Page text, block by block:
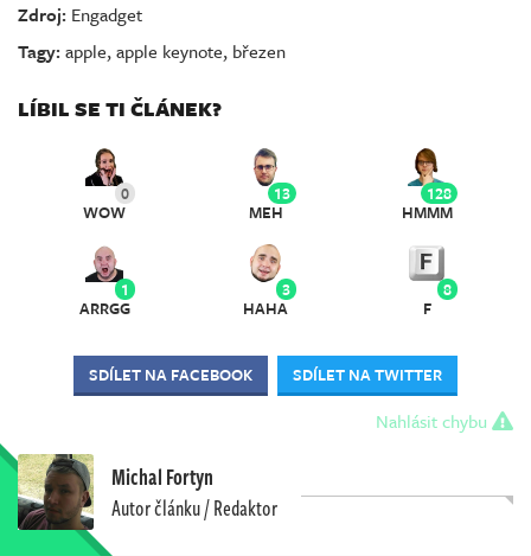
Zdroj: Engadget
Tagy:apple,apple keynote, březen
LÍBIL SE TI ČLÁNEK?
0
WOW
13
MEH
128
HMMM
1
ARRGG
3
HAHA
8
F
SDÍLET NA FACEBOOK SDÍLET NA TWITTER
Nahlásit chybu
Michal Fortyn
Autor článku / Redaktor